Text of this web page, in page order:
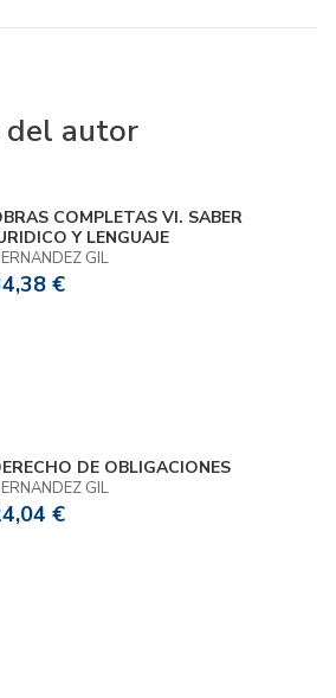
autor
COMPLETAS VI. SABER
Y LENGUAJE
GIL
€
DE OBLIGACIONES
GIL
€